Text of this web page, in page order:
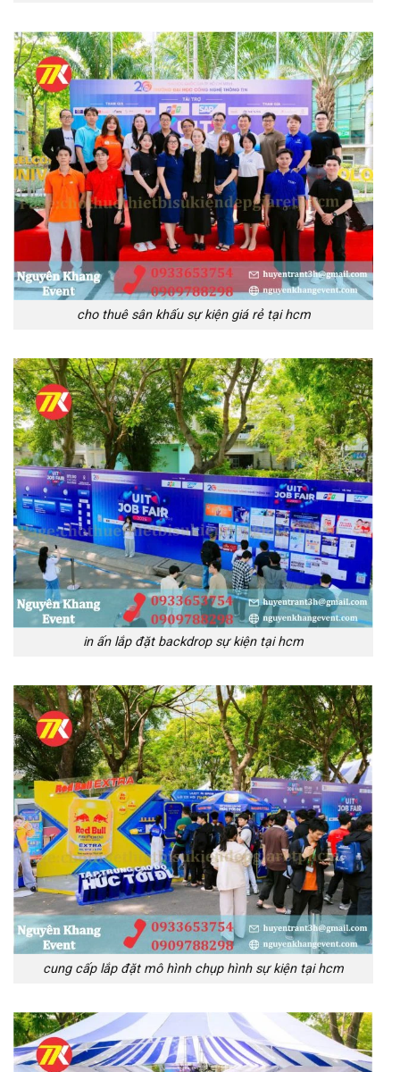
cho thuê sân khấu sự kiện giá rẻ tại hcm
in ấn lắp đặt backdrop sự kiện tại hcm
cung cấp lắp đặt mô hình chụp hình sự kiện tại hcm